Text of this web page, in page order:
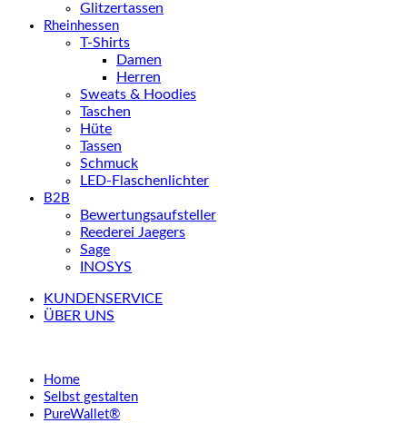
Glitzertassen
Rheinhessen
T-Shirts
Damen
Herren
Sweats & Hoodies
Taschen
Hüte
Tassen
Schmuck
LED-Flaschenlichter
B2B
Bewertungsaufsteller
Reederei Jaegers
Sage
INOSYS
KUNDENSERVICE
ÜBER UNS
Home
Selbst gestalten
PureWallet®